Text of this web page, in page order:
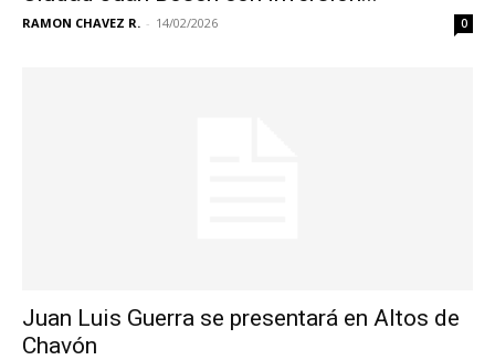
RAMON CHAVEZ R. - 14/02/2026 0
Juan Luis Guerra se presentará en Altos de
Chavón